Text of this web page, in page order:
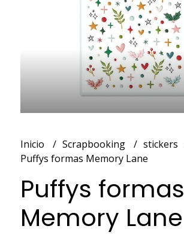
Inicio Scrapbooking
stickers
Puffys formas Memory Lane
Puffys formas
Memory Lane